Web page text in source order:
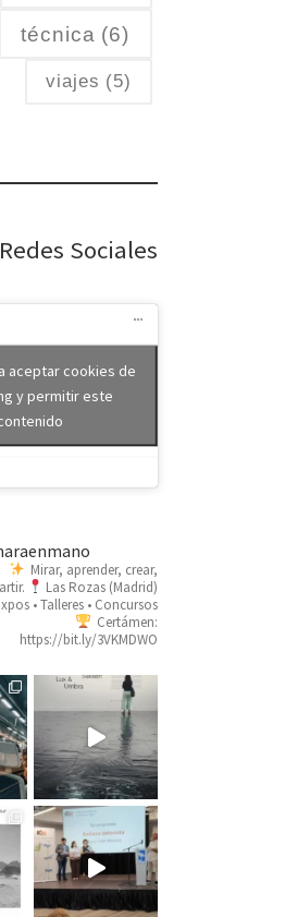
técnica (6)
viajes (5)
Redes Sociales
aceptar cookies de
y permitir este
Mirar, aprender, crear,
Las Rozas (Madrid)
• Talleres • Concursos
Certámen:
https://bit.ly/3VKMDWO